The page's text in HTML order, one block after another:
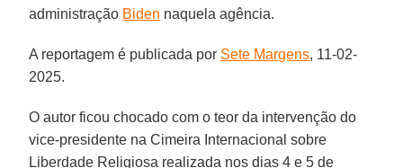
administração Biden naquela agência.
A reportagem é publicada por Sete Margens, 11-02-
2025.
O autor ficou chocado com o teor da intervenção do
vice-presidente na Cimeira Internacional sobre
Liberdade Religiosa realizada nos dias 4 e 5 de